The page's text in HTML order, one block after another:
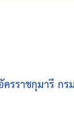
รราชกุมารี กร